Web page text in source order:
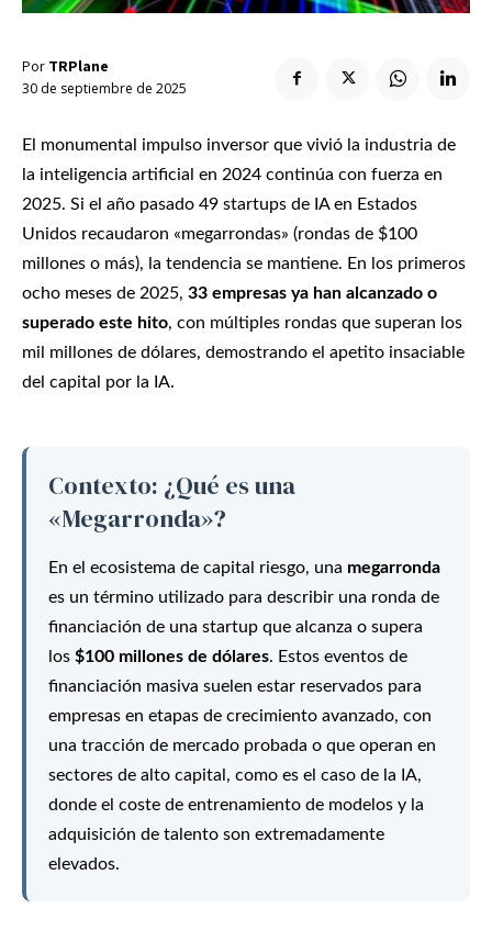
Enlaces útiles
Registro / Entrar
Contacto
Privacidad Aviso Legal Política de cookies
Privacidad
Por TRPlane
30 de septiembre de 2025
El monumental impulso inversor que vivió la industria de
la inteligencia artificial en 2024 continúa con fuerza en
2025. Si el año pasado 49 startups de IA en Estados
Unidos recaudaron «megarrondas» (rondas de $100
millones o más), la tendencia se mantiene. En los primeros
ocho meses de 2025, 33 empresas ya han alcanzado o
superado este hito, con múltiples rondas que superan los
mil millones de dólares, demostrando el apetito insaciable
del capital por la IA.
Contexto: ¿Qué es una
«Megarronda»?
En el ecosistema de capital riesgo, una megarronda
es un término utilizado para describir una ronda de
financiación de una startup que alcanza o supera
los $100 millones de dólares. Estos eventos de
financiación masiva suelen estar reservados para
empresas en etapas de crecimiento avanzado, con
una tracción de mercado probada o que operan en
sectores de alto capital, como es el caso de la IA,
donde el coste de entrenamiento de modelos y la
adquisición de talento son extremadamente
elevados.